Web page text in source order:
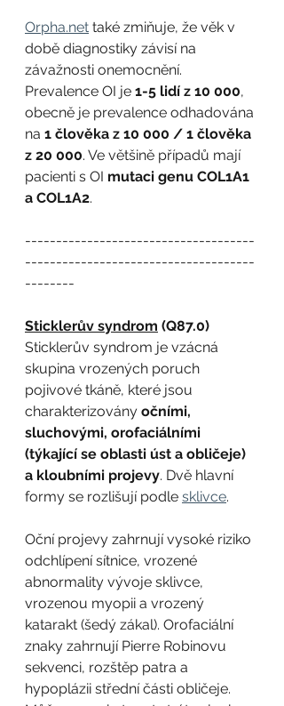
Orpha.net také zmiňuje, že věk v
době diagnostiky závisí na
závažnosti onemocnění.
Prevalence OI je 1-5 lidí z 10 000,
obecně je prevalence odhadována
na 1 člověka z 10 000 / 1 člověka
z 20 000. Ve většině případů mají
pacienti s OI mutaci genu COL1A1
a COL1A2.
-------------------------------------
-------------------------------------
--------
Sticklerův syndrom (Q87.0)
Sticklerův syndrom je vzácná
skupina vrozených poruch
pojivové tkáně, které jsou
charakterizovány očními,
sluchovými, orofaciálními
(týkající se oblasti úst a obličeje)
a kloubními projevy. Dvě hlavní
formy se rozlišují podle sklivce.
Oční projevy zahrnují vysoké riziko
odchlípení sítnice, vrozené
abnormality vývoje sklivce,
vrozenou myopii a vrozený
katarakt (šedý zákal). Orofaciální
znaky zahrnují Pierre Robinovu
sekvenci, rozštěp patra a
hypoplázii střední části obličeje.